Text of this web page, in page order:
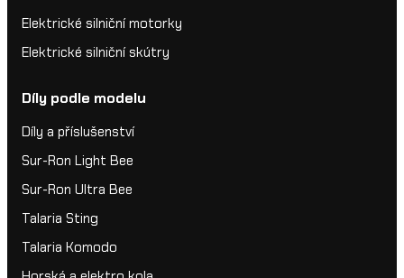
Elektrické silniční motorky
Elektrické silniční skútry
Díly podle modelu
Díly a příslušenství
Sur-Ron Light Bee
Sur-Ron Ultra Bee
Talaria Sting
Talaria Komodo